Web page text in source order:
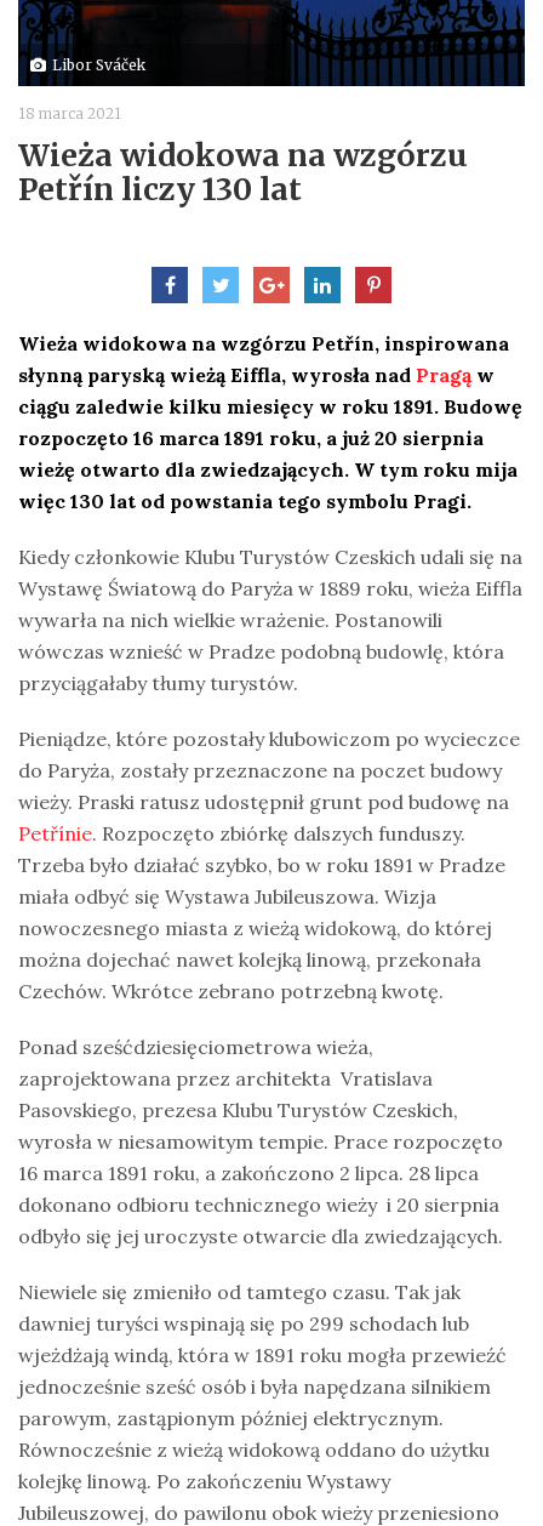
Libor Sváček
18 marca 2021
Wieża widokowa na wzgórzu
Petřín liczy 130 lat
Wieża widokowa na wzgórzu Petřín, inspirowana
słynną paryską wieżą Eiffla, wyrosła nad Pragą w
ciągu zaledwie kilku miesięcy w roku 1891. Budowę
rozpoczęto 16 marca 1891 roku, a już 20 sierpnia
wieżę otwarto dla zwiedzających. W tym roku mija
więc 130 lat od powstania tego symbolu Pragi.
Kiedy członkowie Klubu Turystów Czeskich udali się na
Wystawę Światową do Paryża w 1889 roku, wieża Eiffla
wywarła na nich wielkie wrażenie. Postanowili
wówczas wznieść w Pradze podobną budowlę, która
przyciągałaby tłumy turystów.
Pieniądze, które pozostały klubowiczom po wycieczce
do Paryża, zostały przeznaczone na poczet budowy
wieży. Praski ratusz udostępnił grunt pod budowę na
Petřínie. Rozpoczęto zbiórkę dalszych funduszy.
Trzeba było działać szybko, bo w roku 1891 w Pradze
miała odbyć się Wystawa Jubileuszowa. Wizja
nowoczesnego miasta z wieżą widokową, do której
można dojechać nawet kolejką linową, przekonała
Czechów. Wkrótce zebrano potrzebną kwotę.
Ponad sześćdziesięciometrowa wieża,
zaprojektowana przez architekta Vratislava
Pasovskiego, prezesa Klubu Turystów Czeskich,
wyrosła w niesamowitym tempie. Prace rozpoczęto
16 marca 1891 roku, a zakończono 2 lipca. 28 lipca
dokonano odbioru technicznego wieży i 20 sierpnia
odbyło się jej uroczyste otwarcie dla zwiedzających.
Niewiele się zmieniło od tamtego czasu. Tak jak
dawniej turyści wspinają się po 299 schodach lub
wjeżdżają windą, która w 1891 roku mogła przewieźć
jednocześnie sześć osób i była napędzana silnikiem
parowym, zastąpionym później elektrycznym.
Równocześnie z wieżą widokową oddano do użytku
kolejkę linową. Po zakończeniu Wystawy
Jubileuszowej, do pawilonu obok wieży przeniesiono